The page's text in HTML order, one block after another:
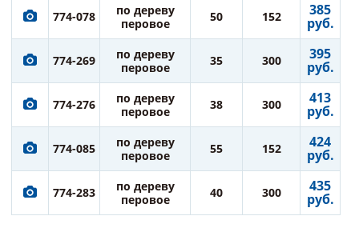
774-078
по дереву
перовое
50 152 385
руб.
774-269
по дереву
перовое
35 300 395
руб.
774-276
по дереву
перовое
38 300 413
руб.
774-085
по дереву
перовое
55 152 424
руб.
774-283
по дереву
перовое
40 300 435
руб.